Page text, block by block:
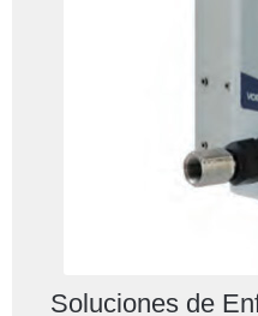
Soluciones de